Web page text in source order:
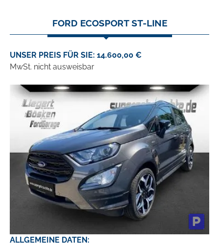
FORD ECOSPORT ST-LINE
UNSER PREIS FÜR SIE: 14.600,00 €
MwSt. nicht ausweisbar
ALLGEMEINE DATEN: